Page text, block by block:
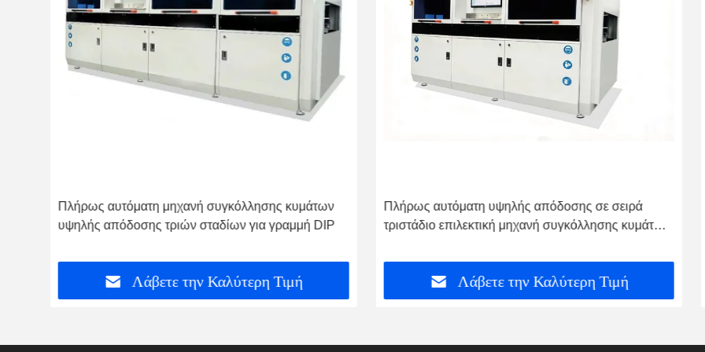
Πλήρως αυτόματη υψηλής απόδοσης σε σειρά
τριστάδιο επιλεκτική μηχανή συγκόλλησης κυμάτων
Λάβετε την Καλύτερη Τιμή
Υψηλής απόδοσης Πνευματική μηχανή για την
προσαρμογή πιεστή με 25000N Max Press Force
Λάβετε την Καλύτερη Τιμή